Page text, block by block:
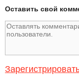
Оставить свой